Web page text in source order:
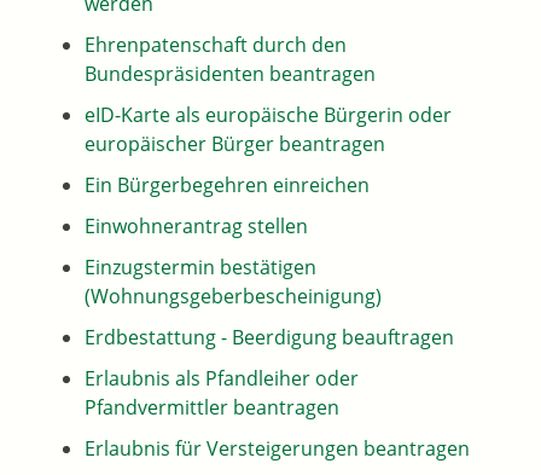
Ehrenpatenschaft durch den
Bundespräsidenten beantragen
eID-Karte als europäische Bürgerin oder
europäischer Bürger beantragen
Ein Bürgerbegehren einreichen
Einwohnerantrag stellen
Einzugstermin bestätigen
(Wohnungsgeberbescheinigung)
Erdbestattung - Beerdigung beauftragen
Erlaubnis als Pfandleiher oder
Pfandvermittler beantragen
Erlaubnis für Versteigerungen beantragen